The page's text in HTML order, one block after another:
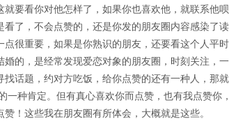
要看你对他怎样了，如果你也喜欢他，就联系他
了，不会点赞的，还是你发的朋友圈内容感染了
很重要，如果是你熟识的朋友，还要看这个人平
的，是经常发现爱恋对象的朋友圈，时刻关注，
话题，约对方吃饭，给你点赞的还有一种人，那
种肯定。但有真心喜欢你而点赞，也有我点赞你
！这些我在朋友圈有所体会，大概就是这些。